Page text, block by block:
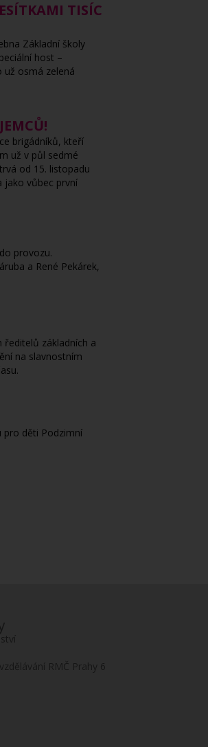
TISÍC
Základní školy
host –
už osmá zelená
brigádníků, kteří
už v půl sedmé
od 15. listopadu
jako vůbec první
provozu.
a René Pekárek,
ředitelů základních a
na slavnostním
pro děti Podzimní
RMČ Prahy 6